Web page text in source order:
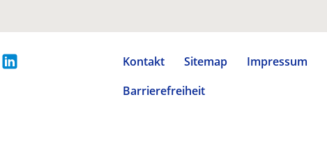
Kontakt Sitemap Impressum
Barrierefreiheit